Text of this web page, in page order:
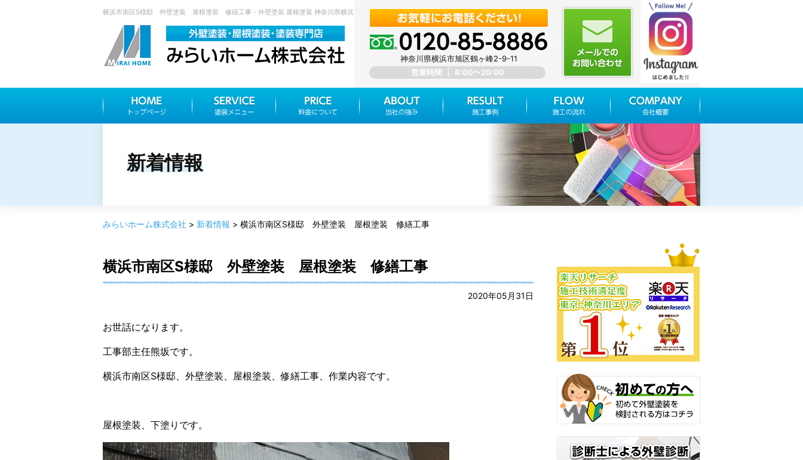
横浜市南区S様邸 外壁塗装 屋根塗装 修繕工事 - 外壁塗装 屋根塗装 神奈川県横浜市旭区 みらいホーム株式会社
神奈川県横浜市旭区鶴ヶ峰2-9-11
営業時間
8:00〜20:00
新着情報
みらいホーム株式会社 > 新着情報 > 横浜市南区S様邸 外壁塗装 屋根塗装 修繕工事
横浜市南区S様邸 外壁塗装 屋根塗装 修繕工事
2020年05月31日
お世話になります。
工事部主任熊坂です。
横浜市南区S様邸、外壁塗装、屋根塗装、修繕工事、作業内容です。
屋根塗装、下塗りです。